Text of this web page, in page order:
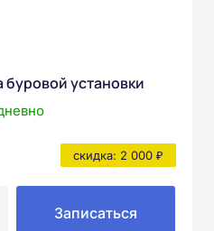
установки
скидка: 2 000 ₽
Записаться